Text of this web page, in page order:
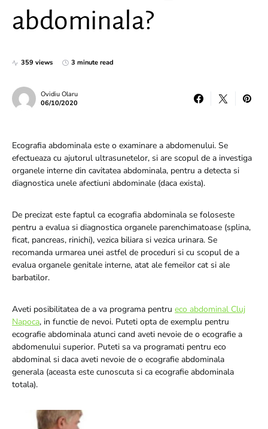
abdominala?
359 views 3 minute read
Ovidiu Olaru
06/10/2020
Ecografia abdominala este o examinare a abdomenului. Se
efectueaza cu ajutorul ultrasunetelor, si are scopul de a investiga
organele interne din cavitatea abdominala, pentru a detecta si
diagnostica unele afectiuni abdominale (daca exista).
De precizat este faptul ca ecografia abdominala se foloseste
pentru a evalua si diagnostica organele parenchimatoase (splina,
ficat, pancreas, rinichi), vezica biliara si vezica urinara. Se
recomanda urmarea unei astfel de proceduri si cu scopul de a
evalua organele genitale interne, atat ale femeilor cat si ale
barbatilor.
Aveti posibilitatea de a va programa pentru eco abdominal Cluj
Napoca, in functie de nevoi. Puteti opta de exemplu pentru
ecografie abdominala atunci cand aveti nevoie de o ecografie a
abdomenului superior. Puteti sa va programati pentru eco
abdominal si daca aveti nevoie de o ecografie abdominala
generala (aceasta este cunoscuta si ca ecografie abdominala
totala).